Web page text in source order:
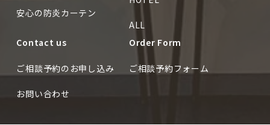
安心の防炎カーテン
ALL
Contact us
ご相談予約のお申し込み
お問い合わせ
Order Form
ご相談予約フォーム